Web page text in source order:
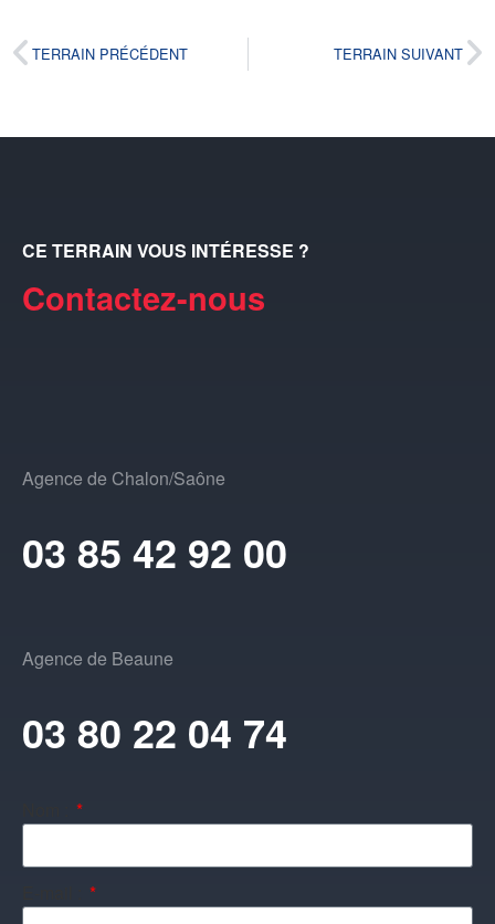
TERRAIN PRÉCÉDENT TERRAIN SUIVANT
CE TERRAIN VOUS INTÉRESSE ?
Contactez-nous
Agence de Chalon/Saône
03 85 42 92 00
Agence de Beaune
03 80 22 04 74